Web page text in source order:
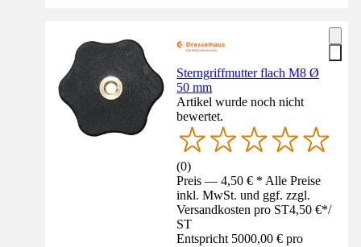
Sterngriffmutter flach M8 Ø
50 mm
Artikel wurde noch nicht
bewertet.
(0)
Preis — 4,50 € * Alle Preise
inkl. MwSt. und ggf. zzgl.
Versandkosten pro ST4,50 €*/
ST
Entspricht 5000,00 € pro